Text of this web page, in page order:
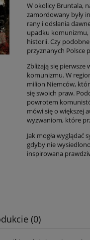
W okolicy Bruntala,
zamordowany były
rany i odsłania
upadku komunizmu,
historii. Czy
przyznanych Polsce
Zbliżają się pierwsze
komunizmu. W
milion Niemców,
się swoich praw.
powrotem
mówi się o więk­szej
wyzwa­niom, które
Jak mogła wyglądać
gdyby nie
inspirowana
(0)